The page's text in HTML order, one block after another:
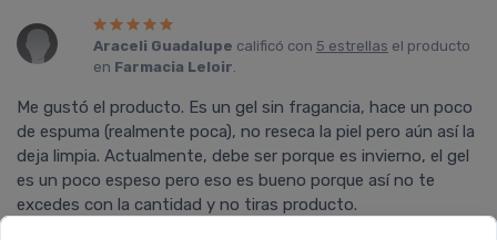
Araceli Guadalupe calificó con 5 estrellas el producto
en Farmacia Leloir.
Me gustó el producto. Es un gel sin fragancia, hace un poco
de espuma (realmente poca), no reseca la piel pero aún así la
deja limpia. Actualmente, debe ser porque es invierno, el gel
es un poco espeso pero eso es bueno porque así no te
excedes con la cantidad y no tiras producto.